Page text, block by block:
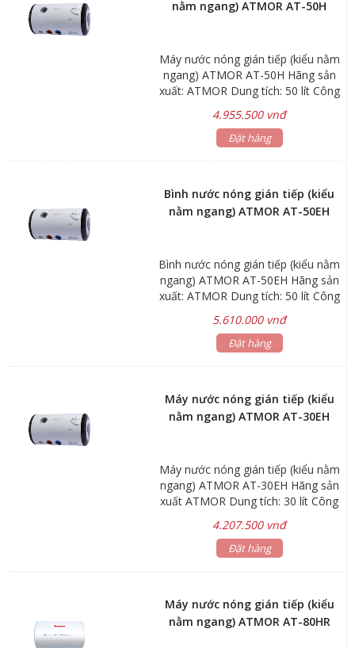
chứa 5 năm
nằm ngang) ATMOR AT-50H
Máy nước nóng gián tiếp (kiểu nằm
ngang) ATMOR AT-50H Hãng sản
xuất: ATMOR Dung tích: 50 lít Công
Min 0.05Mpa Max 0.80Mpa Kích
thước: Ø340x910mm Trọng lượng:
Bảo hành: Linh kiện điện tử 1 năm
Bình chứa 5 năm
4.955.500 vnđ
Đặt hàng
Bình nước nóng gián tiếp (kiểu
nằm ngang) ATMOR AT-50EH
Bình nước nóng gián tiếp (kiểu nằm
ngang) ATMOR AT-50EH Hãng sản
xuất: ATMOR Dung tích: 50 lít Công
Min 0.05Mpa Max 0.80Mpa Kích
thước: Ø340x910mm Trọng lượng:
gồm dây cấp nước inox 40cm Bảo
hành: Linh kiện điện tử 1 năm Bình
chứa 5 năm
5.610.000 vnđ
Đặt hàng
Máy nước nóng gián tiếp (kiểu
nằm ngang) ATMOR AT-30EH
Máy nước nóng gián tiếp (kiểu nằm
ngang) ATMOR AT-30EH Hãng sản
xuất ATMOR Dung tích: 30 lít Công
Min 0.05Mpa Max 0.80Mpa Kích
thước: Ø340x650mm Trọng lượng:
phèn *Gía đã bao gồm dây cấp
nước inox 40cm Bảo hành: Linh
kiện điện tử 1 năm Bình chứa 5
4.207.500 vnđ
Đặt hàng
Máy nước nóng gián tiếp (kiểu
nằm ngang) ATMOR AT-80HR